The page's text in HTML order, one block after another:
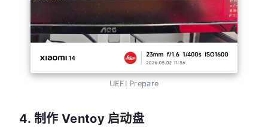
UEFI Prepare
4. 制作 Ventoy 启动盘